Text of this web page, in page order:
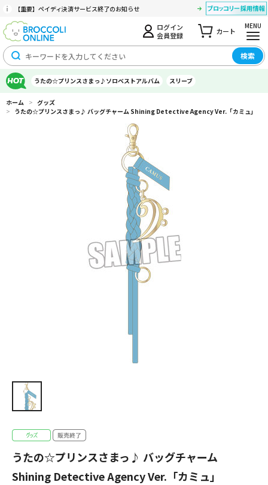
【重要】ペイディ決済サービス終了のお知らせ
ログイン
会員登録
カート
MENU
検索
うたの☆プリンスさまっ♪ソロベストアルバム スリーブ
ホーム > グッズ
> うたの☆プリンスさまっ♪ バッグチャーム Shining Detective Agency Ver.「カミュ」
うたの☆プリンスさまっ♪ バッグチャーム
Shining Detective Agency Ver.「カミュ」